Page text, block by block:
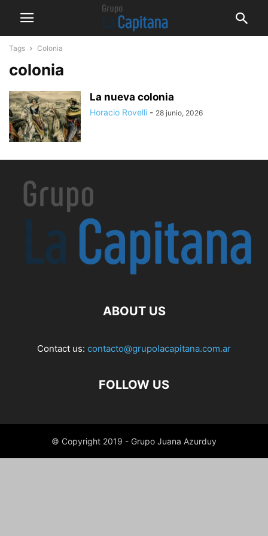
Tags Colonia
colonia
La nueva colonia
Horacio Rovelli - 28 junio, 2026
ABOUT US
Contact us: contacto@grupolacapitana.com.ar
FOLLOW US
© Copyright 2019 - Grupo Juana Azurduy